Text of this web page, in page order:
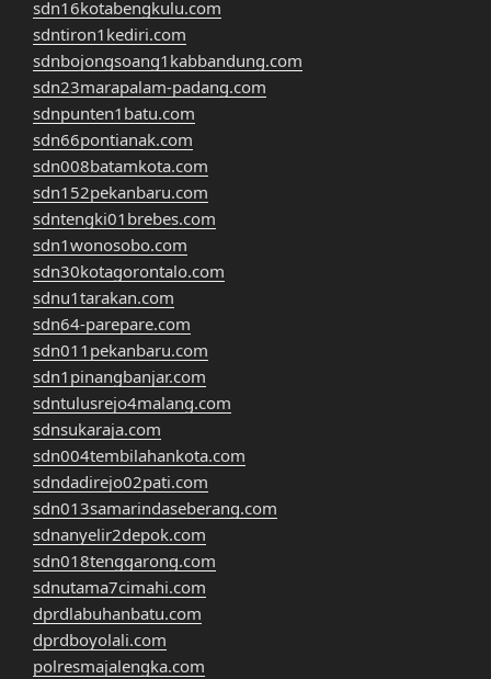
sdn16kotabengkulu.com
sdntiron1kediri.com
sdnbojongsoang1kabbandung.com
sdn23marapalam-padang.com
sdnpunten1batu.com
sdn66pontianak.com
sdn008batamkota.com
sdn152pekanbaru.com
sdntengki01brebes.com
sdn1wonosobo.com
sdn30kotagorontalo.com
sdnu1tarakan.com
sdn64-parepare.com
sdn011pekanbaru.com
sdn1pinangbanjar.com
sdntulusrejo4malang.com
sdnsukaraja.com
sdn004tembilahankota.com
sdndadirejo02pati.com
sdn013samarindaseberang.com
sdnanyelir2depok.com
sdn018tenggarong.com
sdnutama7cimahi.com
dprdlabuhanbatu.com
dprdboyolali.com
polresmajalengka.com